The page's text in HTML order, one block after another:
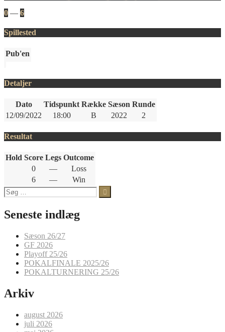
0 — 6
Spillested
Pub'en
Detaljer
Dato Tidspunkt Række Sæson Runde
12/09/2022
18:00 B 2022 2
Resultat
Hold Score Legs Outcome
0
—
Loss
6
—
Win
Søg
efter:
Seneste indlæg
Sæson 26/27
GF 2026
Playoff 25/26
POKALFINALE 2025/26
POKALTURNERING 25/26
Arkiv
august 2026
juli 2026